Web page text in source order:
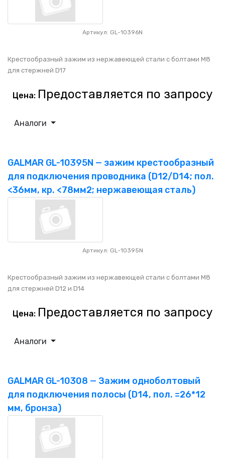
Артикул: GL-10396N
Крестообразный зажим из нержавеющей стали с болтами М8
для стержней D17
Цена: Предоставляется по запросу
Аналоги
GALMAR GL-10395N — зажим крестообразный
для подключения проводника (D12/D14; пол.
<36мм, кр. <78мм2; нержавеющая сталь)
Артикул: GL-10395N
Крестообразный зажим из нержавеющей стали с болтами М8
для стержней D12 и D14
Цена: Предоставляется по запросу
Аналоги
GALMAR GL-10308 — Зажим одноболтовый
для подключения полосы (D14, пол. =26*12
мм, бронза)